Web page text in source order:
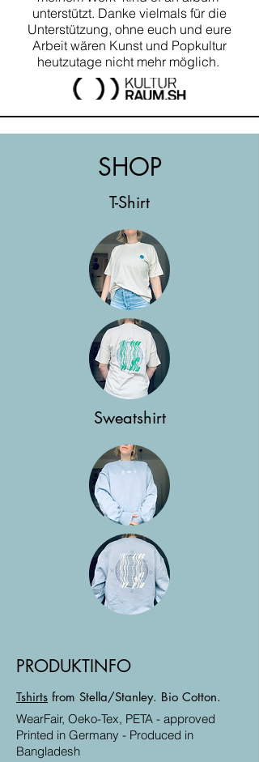
unterstützt. Danke vielmals für die
Unterstützung, ohne euch und eure
Arbeit wären Kunst und Popkultur
heutzutage nicht mehr möglich.
SHOP
T-Shirt
Sweatshirt
PRODUKTINFO
Tshirts from Stella/Stanley. Bio Cotton.
WearFair, Oeko-Tex, PETA - approved
Printed in Germany - Produced in
Bangladesh